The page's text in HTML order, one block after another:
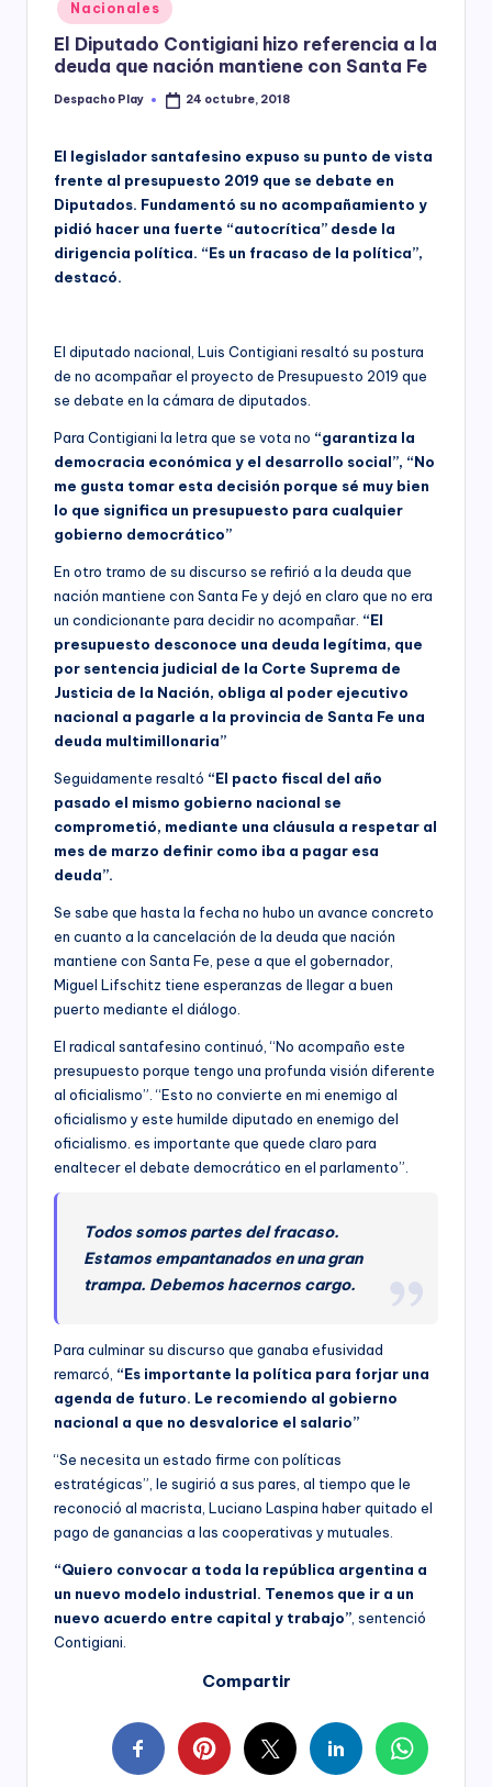
y
in
Nacionales
El Diputado Contigiani hizo referencia a la
deuda que nación mantiene con Santa Fe
Posted
Despacho Play 24 octubre, 2018
El legislador santafesino expuso su punto de vista
frente al presupuesto 2019 que se debate en
Diputados. Fundamentó su no acompañamiento y
pidió hacer una fuerte “autocrítica” desde la
dirigencia política. “Es un fracaso de la política”,
destacó.
El diputado nacional, Luis Contigiani resaltó su postura
de no acompañar el proyecto de Presupuesto 2019 que
se debate en la cámara de diputados.
Para Contigiani la letra que se vota no “garantiza la
democracia económica y el desarrollo social”, “No
me gusta tomar esta decisión porque sé muy bien
lo que significa un presupuesto para cualquier
gobierno democrático”
En otro tramo de su discurso se refirió a la deuda que
nación mantiene con Santa Fe y dejó en claro que no era
un condicionante para decidir no acompañar. “El
presupuesto desconoce una deuda legítima, que
por sentencia judicial de la Corte Suprema de
Justicia de la Nación, obliga al poder ejecutivo
nacional a pagarle a la provincia de Santa Fe una
deuda multimillonaria”
Seguidamente resaltó “El pacto fiscal del año
pasado el mismo gobierno nacional se
comprometió, mediante una cláusula a respetar al
mes de marzo definir como iba a pagar esa
deuda”.
Se sabe que hasta la fecha no hubo un avance concreto
en cuanto a la cancelación de la deuda que nación
mantiene con Santa Fe, pese a que el gobernador,
Miguel Lifschitz tiene esperanzas de llegar a buen
puerto mediante el diálogo.
El radical santafesino continuó, “No acompaño este
presupuesto porque tengo una profunda visión diferente
al oficialismo”. “Esto no convierte en mi enemigo al
oficialismo y este humilde diputado en enemigo del
oficialismo. es importante que quede claro para
enaltecer el debate democrático en el parlamento”.
Todos somos partes del fracaso.
Estamos empantanados en una gran
trampa. Debemos hacernos cargo.
Para culminar su discurso que ganaba efusividad
remarcó, “Es importante la política para forjar una
agenda de futuro. Le recomiendo al gobierno
nacional a que no desvalorice el salario”
“Se necesita un estado firme con políticas
estratégicas”, le sugirió a sus pares, al tiempo que le
reconoció al macrista, Luciano Laspina haber quitado el
pago de ganancias a las cooperativas y mutuales.
“Quiero convocar a toda la república argentina a
un nuevo modelo industrial. Tenemos que ir a un
nuevo acuerdo entre capital y trabajo” , sentenció
Contigiani.
Compartir